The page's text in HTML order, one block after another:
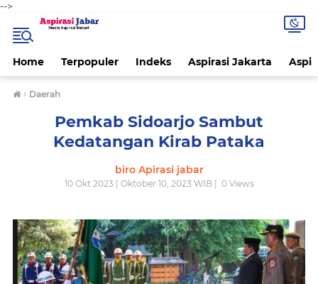
-->
Home Terpopuler Indeks Aspirasi Jakarta
› Daerah
Pemkab Sidoarjo Sambut
Kedatangan Kirab Pataka
biro Apirasi jabar
10 Okt 2023 | Oktober 10, 2023 WIB | 0Views